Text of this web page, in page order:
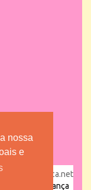
nossa
e
Loja da Criança